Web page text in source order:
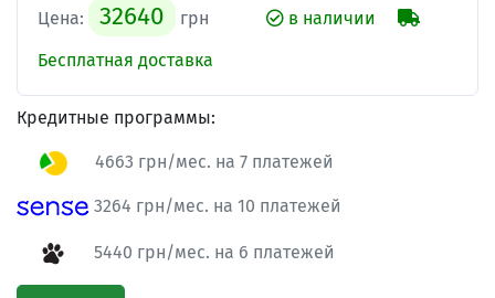
Цена: 32640 грн
в наличии
Бесплатная доставка
Кредитные программы:
4663 грн/мес. на 7 платежей
3264 грн/мес. на 10 платежей
5440 грн/мес. на 6 платежей